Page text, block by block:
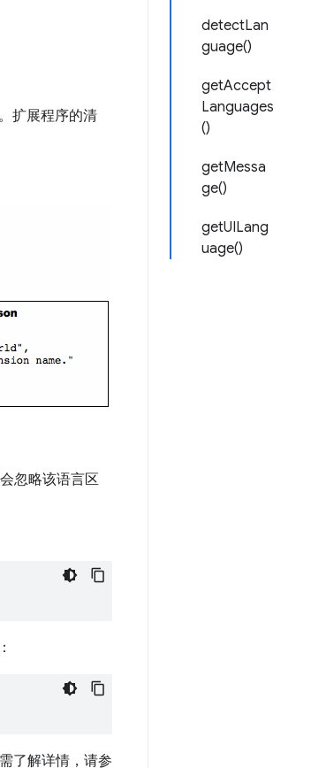
detectLan
guage()
getAccept
Languages
()
getMessa
ge()
getUILang
uage()
扩展程序的清
忽略该语言区
了解详情，请参